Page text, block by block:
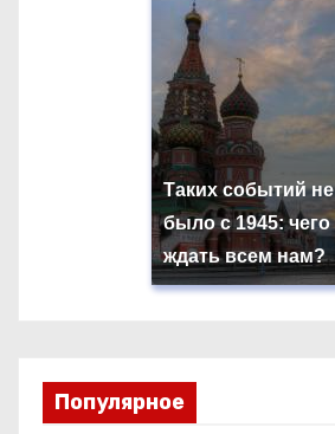
Таких событий не
было с 1945: чего
ждать всем нам?
Популярное